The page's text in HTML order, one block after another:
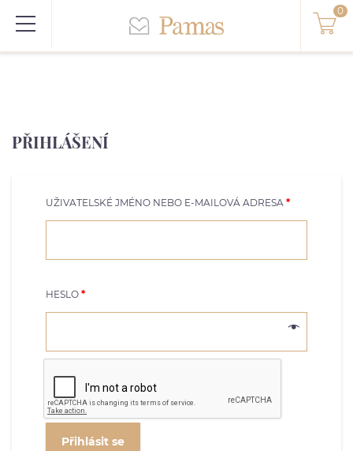
PŘIHLÁŠENÍ
UŽIVATELSKÉ JMÉNO NEBO E-MAILOVÁ ADRESA *
HESLO *
Přihlásit se